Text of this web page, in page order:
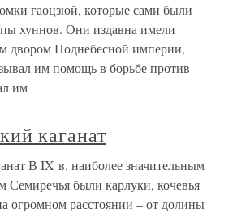
гаоцзюй, которые сами были
хуннов. Они издавна имели
двором Поднебесной империи,
им помощь в борьбе против
им
каганат
В IX в. наиболее значительным
Семиречья были карлуки, кочевья
огромном расстоянии – от долины